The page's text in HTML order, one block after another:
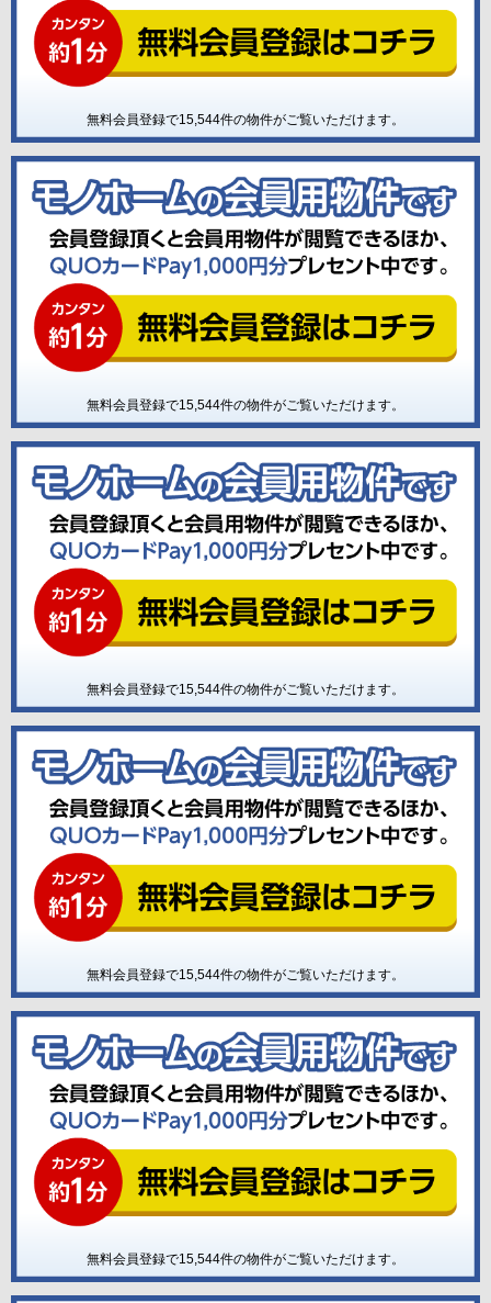
無料会員登録で15,544件の物件がご覧いただけます。
無料会員登録で15,544件の物件がご覧いただけます。
無料会員登録で15,544件の物件がご覧いただけます。
無料会員登録で15,544件の物件がご覧いただけます。
無料会員登録で15,544件の物件がご覧いただけます。